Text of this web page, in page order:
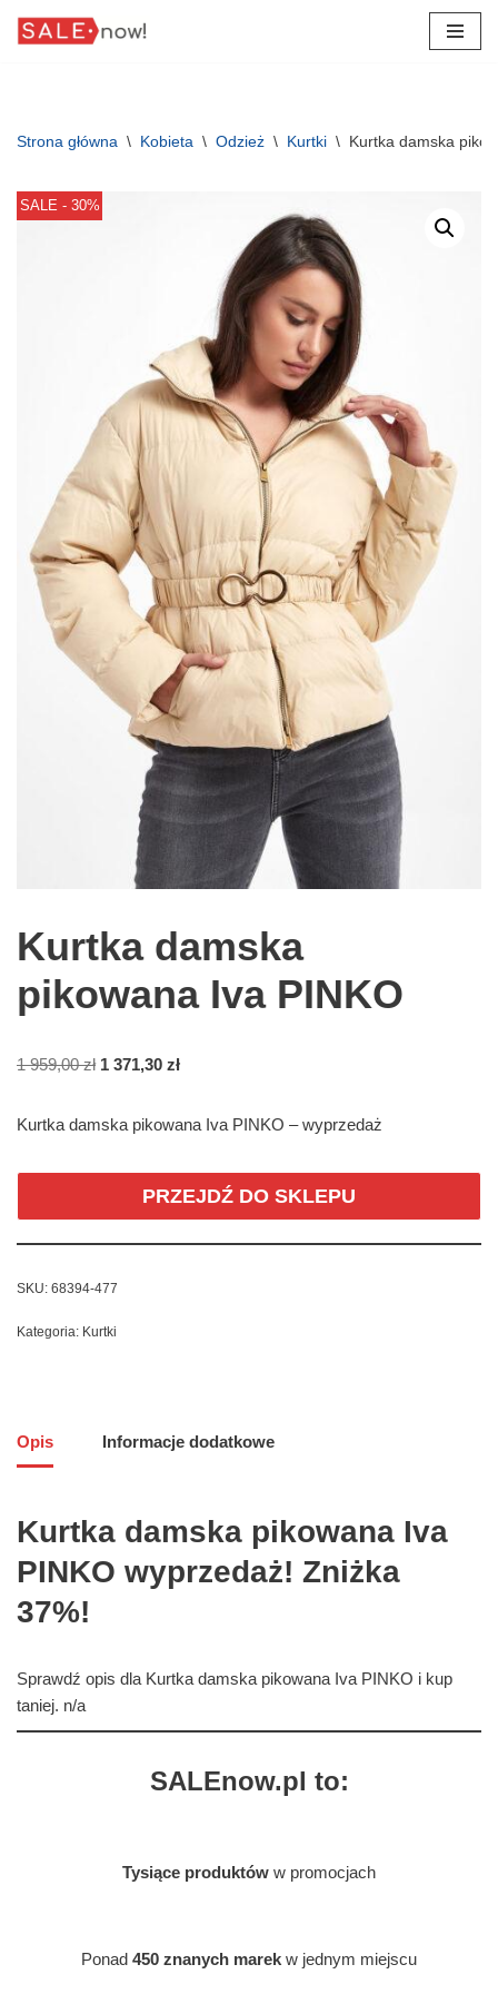
Strona główna \ Kobieta \ Odzież \ Kurtki \ Kurtka damska
SALE - 30%
Kurtka damska
pikowana Iva PINKO
1 959,00zł 1 371,30 zł
Kurtka damska pikowana Iva PINKO – wyprzedaż
PRZEJDŹ DO SKLEPU
SKU: 68394-477
Kategoria: Kurtki
Opis Informacje dodatkowe
Kurtka damska pikowana Iva
PINKO wyprzedaż! Zniżka
37%!
Sprawdź opis dla Kurtka damska pikowana Iva PINKO i kup
taniej. n/a
SALEnow.pl to:
Tysiące produktów w promocjach
Ponad 450 znanych marek w jednym miejscu